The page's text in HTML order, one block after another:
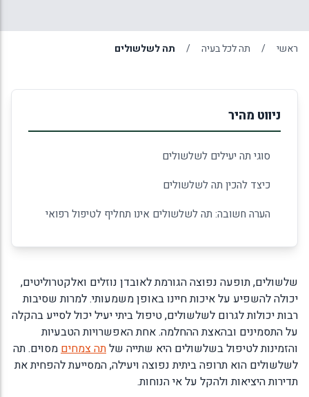
ראשי / תה לכל בעיה / תה לשלשולים
ניווט מהיר
סוגי תה יעילים לשלשולים
כיצד להכין תה לשלשולים
הערה חשובה: תה לשלשולים אינו תחליף לטיפול רפואי
שלשולים, תופעה נפוצה הגורמת לאובדן נוזלים ואלקטרוליטים,
יכולה להשפיע על איכות חיינו באופן משמעותי. למרות שסיבות
רבות יכולות לגרום לשלשולים, טיפול ביתי יעיל יכול לסייע בהקלה
על התסמינים ובהאצת ההחלמה. אחת האפשרויות הטבעיות
והזמינות לטיפול בשלשולים היא שתייה שלתה צמחיםמסוים. תה
לשלשולים הוא תרופה ביתית נפוצה ויעילה, המסייעת להפחית את
תדירות היציאות ולהקל על אי הנוחות.